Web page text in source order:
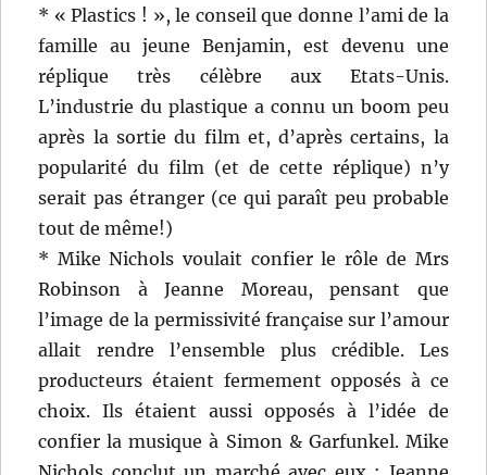
* « Plastics ! », le conseil que donne l’ami de la
famille au jeune Benjamin, est devenu une
réplique très célèbre aux Etats-Unis.
L’industrie du plastique a connu un boom peu
après la sortie du film et, d’après certains, la
popularité du film (et de cette réplique) n’y
serait pas étranger (ce qui paraît peu probable
tout de même!)
* Mike Nichols voulait confier le rôle de Mrs
Robinson à Jeanne Moreau, pensant que
l’image de la permissivité française sur l’amour
allait rendre l’ensemble plus crédible. Les
producteurs étaient fermement opposés à ce
choix. Ils étaient aussi opposés à l’idée de
confier la musique à Simon & Garfunkel. Mike